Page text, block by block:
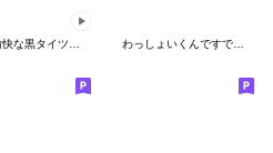
わっしょいくんですですです（絵文字）